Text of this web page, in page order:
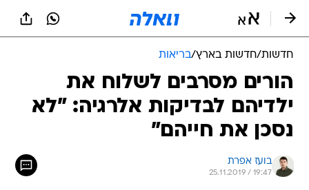
חדשות/חדשות בארץ/בריאות
הורים מסרבים לשלוח את
ילדיהם לבדיקות אלרגיה: "לא
נסכן את חייהם"
בועז אפרת
25.11.2019 / 19:47